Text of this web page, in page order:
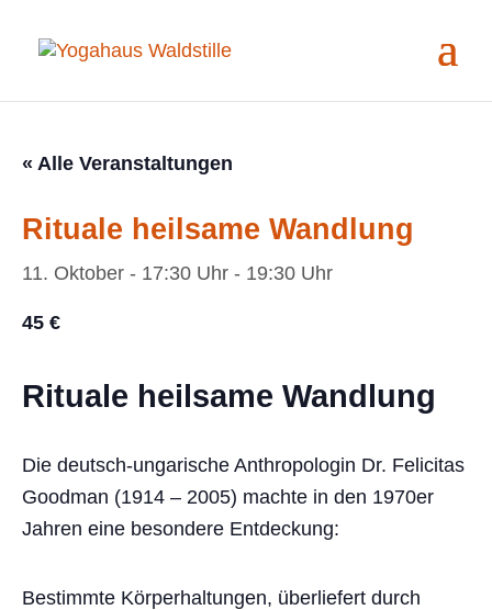
« Alle Veranstaltungen
Rituale heilsame Wandlung
11. Oktober - 17:30 Uhr - 19:30 Uhr
45 €
Rituale heilsame Wandlung
Die deutsch-ungarische Anthropologin Dr. Felicitas
Goodman (1914 – 2005) machte in den 1970er
Jahren eine besondere Entdeckung:
Bestimmte Körperhaltungen, überliefert durch